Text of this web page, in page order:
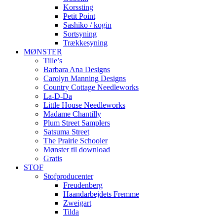
Korssting
Petit Point
Sashiko / kogin
Sortsyning
Trækkesyning
MØNSTER
Tille’s
Barbara Ana Designs
Carolyn Manning Designs
Country Cottage Needleworks
La-D-Da
Little House Needleworks
Madame Chantilly
Plum Street Samplers
Satsuma Street
The Prairie Schooler
Mønster til download
Gratis
STOF
Stofproducenter
Freudenberg
Haandarbejdets Fremme
Zweigart
Tilda